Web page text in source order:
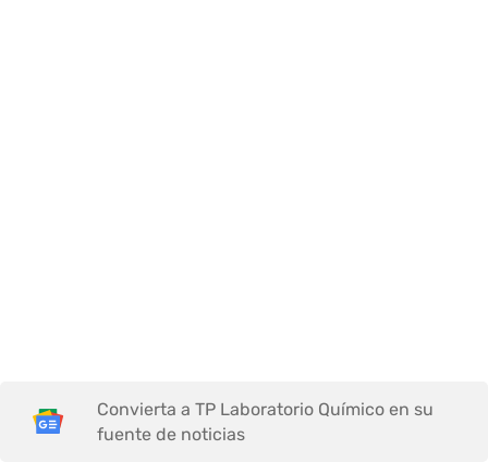
Convierta a TP Laboratorio Químico en su
fuente de noticias